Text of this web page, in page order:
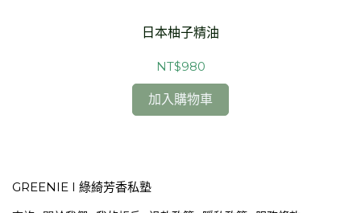
日本柚子精油
NT$980
加入購物車
GREENIE I 綠綺芳香私塾